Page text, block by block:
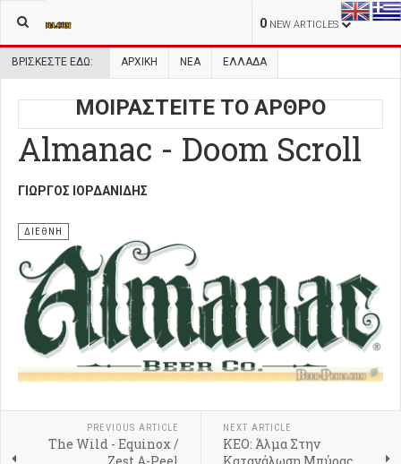
0 NEW ARTICLES
ΒΡΊΣΚΕΣΤΕ ΕΔΏ: ΑΡΧΙΚΉ ΝΕΑ ΕΛΛΑΔΑ
ΜΟΙΡΑΣΤΕΙΤΕ ΤΟ ΑΡΘΡΟ
Almanac - Doom Scroll
ΓΙΏΡΓΟΣ ΙΟΡΔΑΝΊΔΗΣ
ΔΙΕΘΝΗ
PREVIOUS ARTICLE
The Wild - Equinox /
NEXT ARTICLE
ΚΕΟ: Άλμα Στην